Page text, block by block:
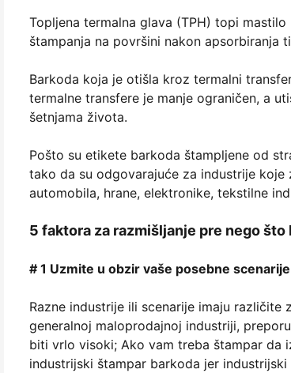
Topljena termalna glava (TPH) topi
štampanja na površini nakon apsorbiranja
Barkoda koja je otišla kroz termalni
termalne transfere je manje ograničen, a
šetnjama života.
Pošto su etikete barkoda štampljene od
tako da su odgovarajuće za industrije
automobila, hrane, elektronike, tekstilne
5 faktora za razmišljanje pre nego
# 1 Uzmite u obzir vaše posebne
Razne industrije ili scenarije imaju
generalnoj maloprodajnoj industriji,
biti vrlo visoki; Ako vam treba štampar da
industrijski štampar barkoda jer